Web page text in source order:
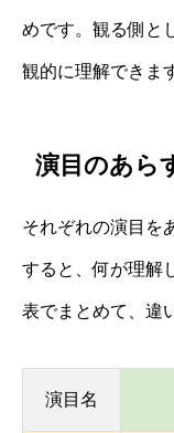
めです。観る側と
観的に理解できま
演目のあら
それぞれの演目を
すると、何が理解
表でまとめて、違
演目名